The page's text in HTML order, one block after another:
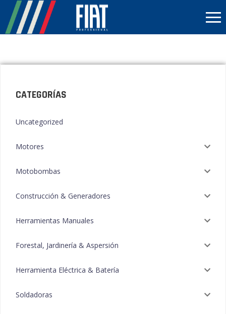
CATEGORÍAS
Uncategorized
Motores
Motobombas
Construcción & Generadores
Herramientas Manuales
Forestal, Jardinería & Aspersión
Herramienta Eléctrica & Batería
Soldadoras